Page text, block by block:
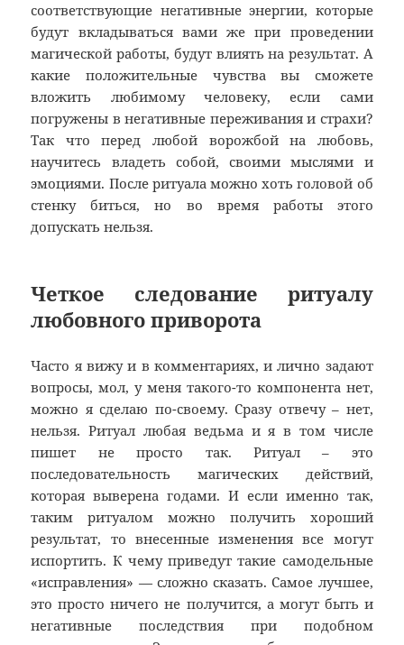
соответствующие негативные энергии, которые
будут вкладываться вами же при проведении
магической работы, будут влиять на результат. А
какие положительные чувства вы сможете
вложить любимому человеку, если сами
погружены в негативные переживания и страхи?
Так что перед любой ворожбой на любовь,
научитесь владеть собой, своими мыслями и
эмоциями. После ритуала можно хоть головой об
стенку биться, но во время работы этого
допускать нельзя.
Четкое следование ритуалу
любовного приворота
Часто я вижу и в комментариях, и лично задают
вопросы, мол, у меня такого-то компонента нет,
можно я сделаю по-своему. Сразу отвечу – нет,
нельзя. Ритуал любая ведьма и я в том числе
пишет не просто так. Ритуал – это
последовательность магических действий,
которая выверена годами. И если именно так,
таким ритуалом можно получить хороший
результат, то внесенные изменения все могут
испортить. К чему приведут такие самодельные
«исправления» — сложно сказать. Самое лучшее,
это просто ничего не получится, а могут быть и
негативные последствия при подобном